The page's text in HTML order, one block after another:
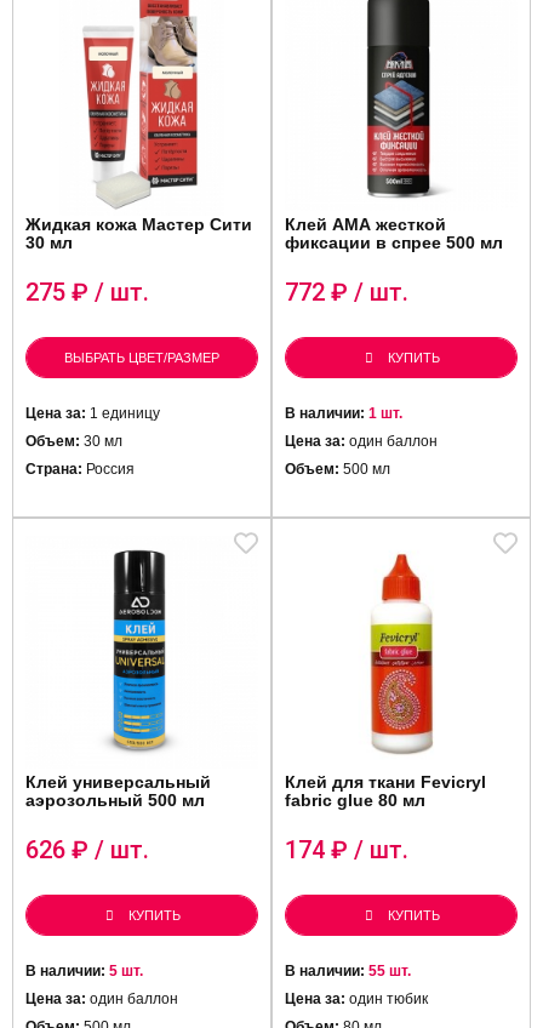
Жидкая кожа Мастер Сити
30 мл
275 ₽ / шт.
ВЫБРАТЬ ЦВЕТ/РАЗМЕР
Цена за: 1 единицу
Объем: 30 мл
Страна: Россия
Клей АМА жесткой
фиксации в спрее 500 мл
772 ₽ / шт.
КУПИТЬ
В наличии: 1 шт.
Цена за: один баллон
Объем: 500 мл
Клей универсальный
аэрозольный 500 мл
626 ₽ / шт.
КУПИТЬ
В наличии: 5 шт.
Цена за: один баллон
Клей для ткани Fevicryl
fabric glue 80 мл
174 ₽ / шт.
КУПИТЬ
В наличии: 55 шт.
Цена за: один тюбик